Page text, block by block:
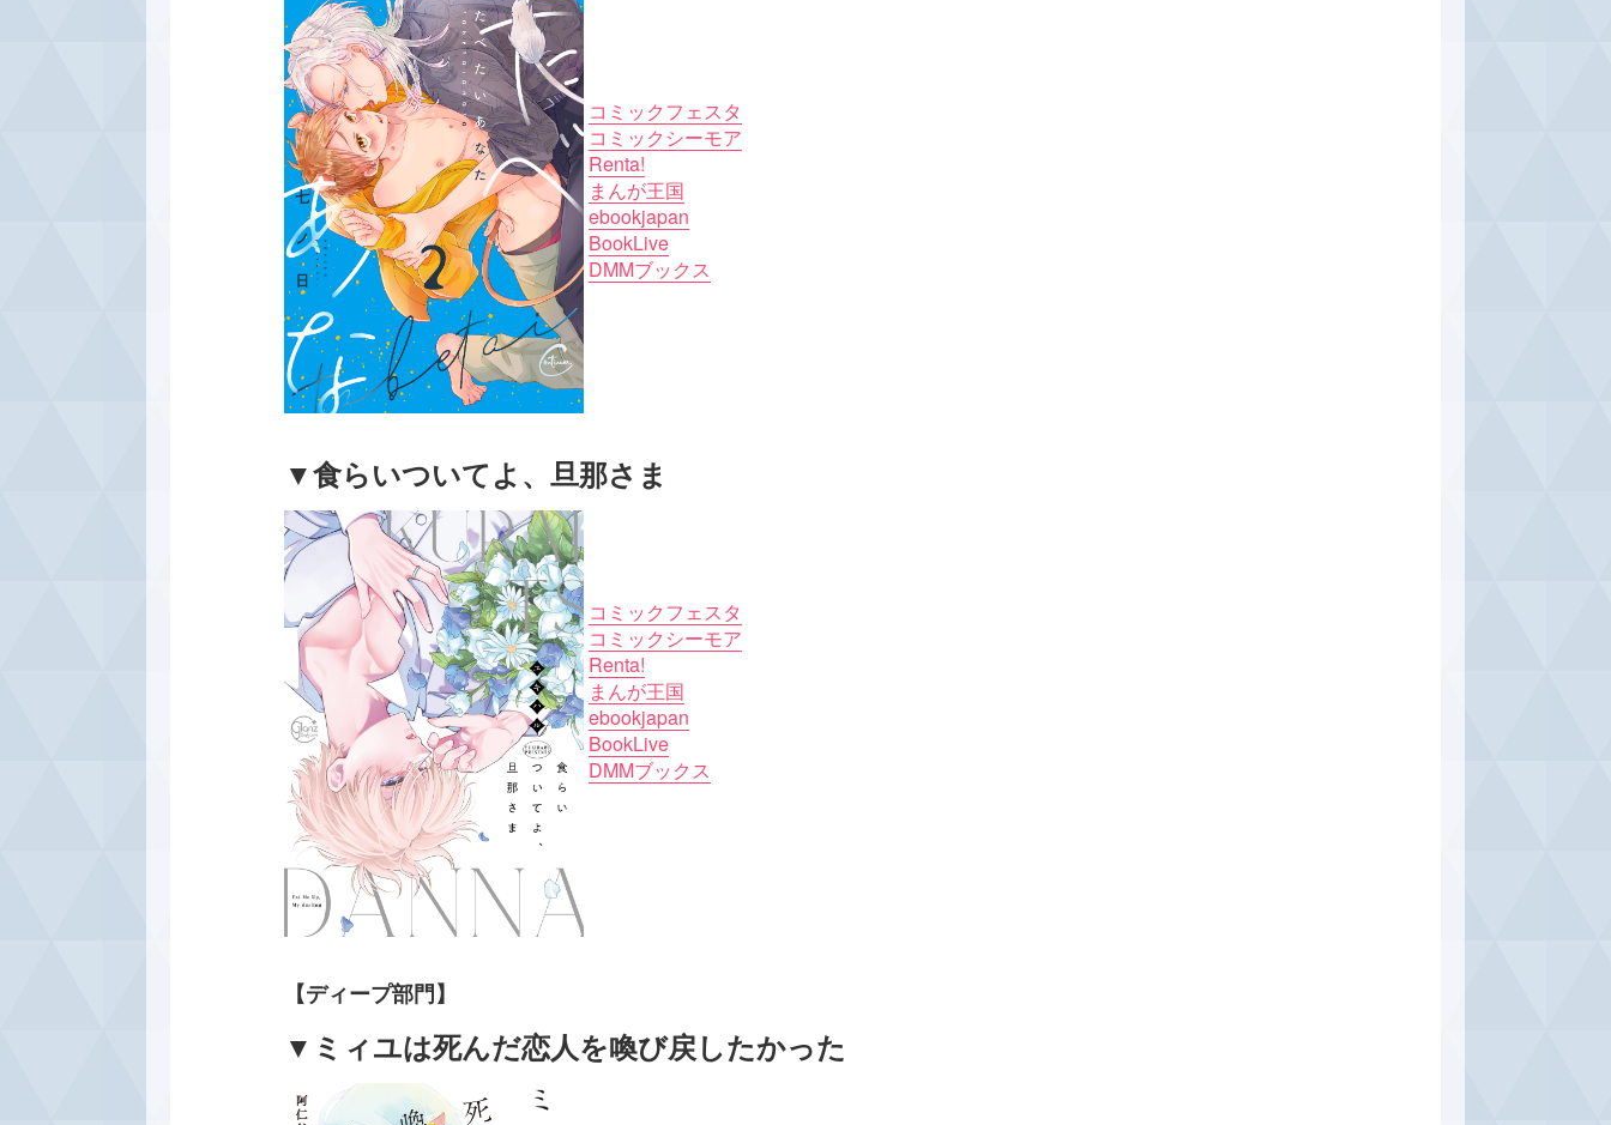
コミックフェスタ
コミックシーモア
Renta!
まんが王国
ebookjapan
BookLive
DMMブックス
▼食らいついてよ、旦那さま
コミックフェスタ
コミックシーモア
Renta!
まんが王国
ebookjapan
BookLive
DMMブックス
【ディープ部門】
▼ミィユは死んだ恋人を喚び戻したかった